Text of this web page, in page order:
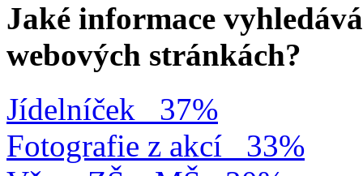
Jaké informace
webových stránkách?
Jídelníček
37%
Fotografie z akcí
33%